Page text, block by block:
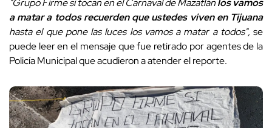
a matar a todos recuerden que ustedes viven en Tijuana
hasta el que pone las luces los vamos a matar a todos", se
puede leer en el mensaje que fue retirado por agentes de la
Policía Municipal que acudieron a atender el reporte.